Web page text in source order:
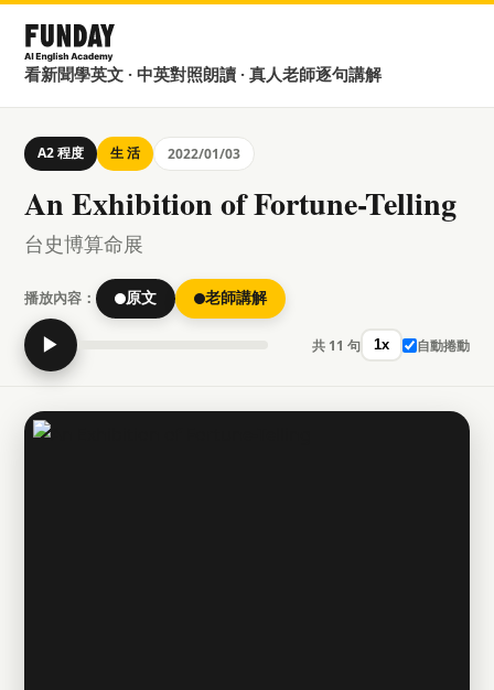
看新聞學英文 · 中英對照朗讀 · 真人老師逐句講解
A2 程度 生 活 2022/01/03
An Exhibition of Fortune-Telling
台史博算命展
播放內容： 原文 老師講解
▶ 共 11 句 1x 自動捲動